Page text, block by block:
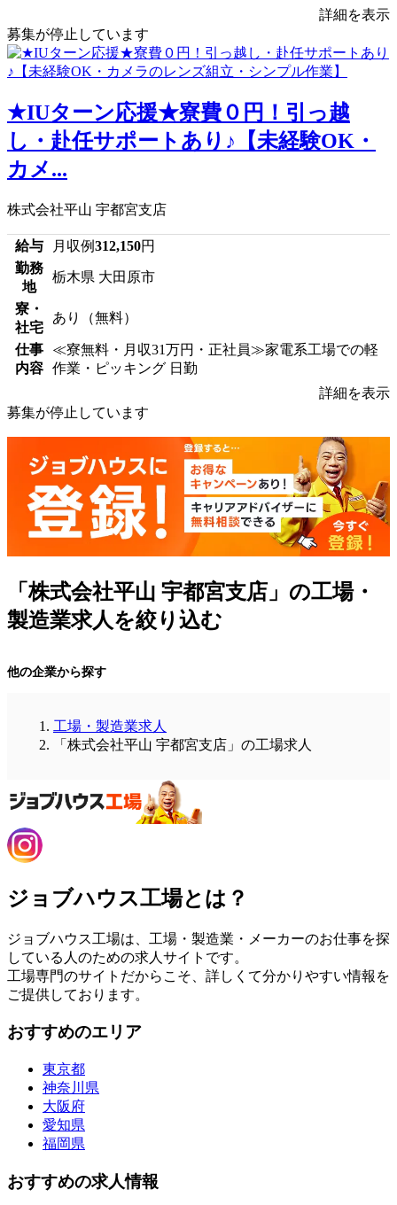
詳細を表示
募集が停止しています
★IUターン応援★寮費０円！引っ越
し・赴任サポートあり♪【未経験OK・
カメ...
株式会社平山 宇都宮支店
給与 月収例312,150円
勤務
地
栃木県 大田原市
寮・
社宅
あり（無料）
仕事
内容
≪寮無料・月収31万円・正社員≫家電系工場での軽
作業・ピッキング 日勤
詳細を表示
募集が停止しています
「株式会社平山 宇都宮支店」の工場・
製造業求人を絞り込む
他の企業から探す
工場・製造業求人
「株式会社平山 宇都宮支店」の工場求人
ジョブハウス工場とは？
ジョブハウス工場は、工場・製造業・メーカーのお仕事を探
している人のための求人サイトです。
工場専門のサイトだからこそ、詳しくて分かりやすい情報を
ご提供しております。
おすすめのエリア
東京都
神奈川県
大阪府
愛知県
福岡県
おすすめの求人情報